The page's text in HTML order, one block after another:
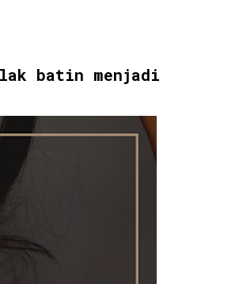
batin menjadi